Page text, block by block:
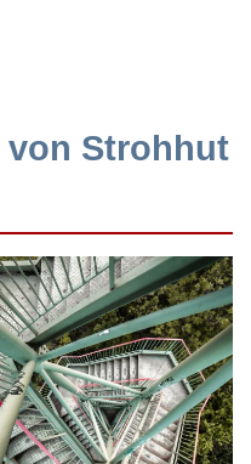
von Strohhut